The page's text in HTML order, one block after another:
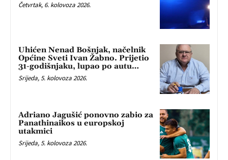
Četvrtak, 6. kolovoza 2026.
Uhićen Nenad Bošnjak, načelnik
Općine Sveti Ivan Žabno. Prijetio
31-godišnjaku, lupao po autu…
Srijeda, 5. kolovoza 2026.
Adriano Jagušić ponovno zabio za
Panathinaikos u europskoj
utakmici
Srijeda, 5. kolovoza 2026.